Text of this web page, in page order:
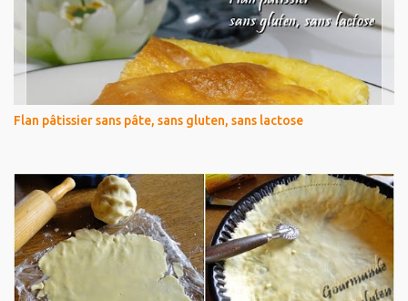
Flan pâtissier sans pâte, sans gluten, sans lactose